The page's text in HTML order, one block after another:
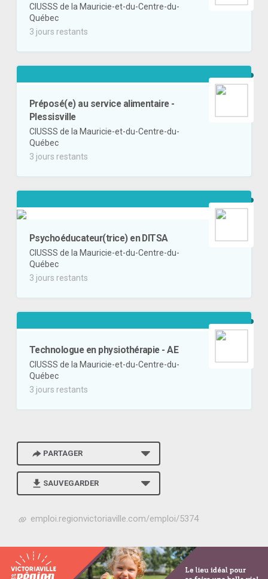
CIUSSS de la Mauricie-et-du-Centre-du-
Québec
3 jours restants
Préposé(e) au service alimentaire -
Plessisville
CIUSSS de la Mauricie-et-du-Centre-du-
Québec
3 jours restants
Psychoéducateur(trice) en DITSA
CIUSSS de la Mauricie-et-du-Centre-du-
Québec
3 jours restants
Technologue en physiothérapie - AE
CIUSSS de la Mauricie-et-du-Centre-du-
Québec
3 jours restants
PARTAGER
SAUVEGARDER
h
p
s
:
emploi.regionvictoriaville.com/emploi/5374